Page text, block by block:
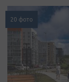
20 фото